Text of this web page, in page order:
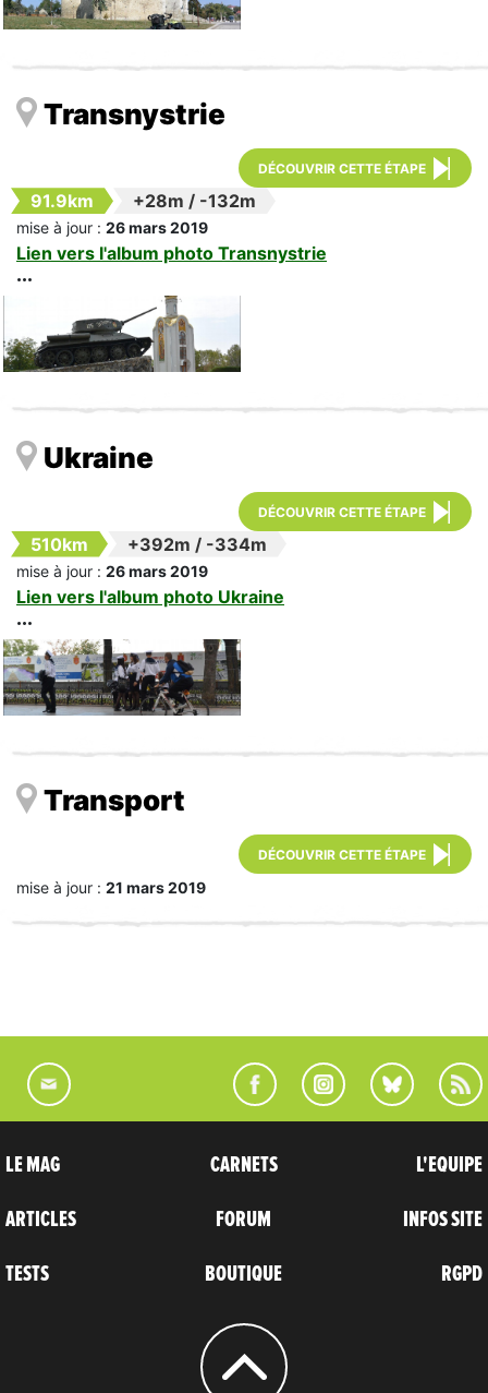
Transnystrie
DÉCOUVRIR CETTE ÉTAPE
91.9km +28m / -132m
mise à jour : 26 mars 2019
Lien vers l'album photo Transnystrie
Ukraine
DÉCOUVRIR CETTE ÉTAPE
510km +392m / -334m
mise à jour : 26 mars 2019
Lien vers l'album photo Ukraine
Transport
DÉCOUVRIR CETTE ÉTAPE
mise à jour : 21 mars 2019
LE MAG
ARTICLES
TESTS
CARNETS
FORUM
BOUTIQUE
L'EQUIPE
INFOS SITE
RGPD